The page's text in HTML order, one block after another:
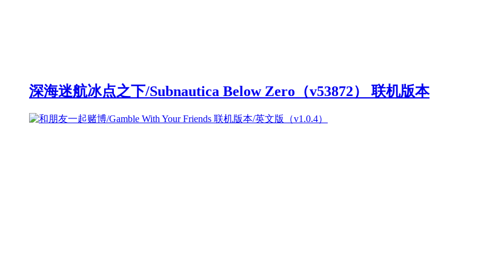
深海迷航冰点之下/Subnautica Below Zero（v53872） 联机版本